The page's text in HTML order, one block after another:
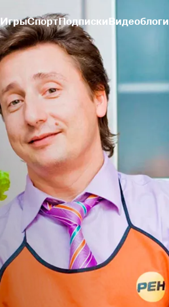
ИгрыСпортПодпискиВидеоблоги